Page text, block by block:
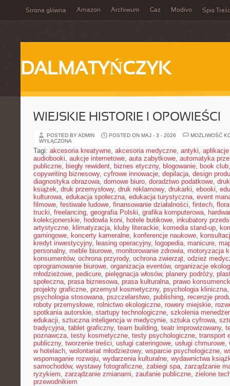
Strona główna Amazon Archiwum Gaz Modivo Spis
DALMATYŃCZYK
WIEJSKIE HISTORIE I OPOWIEŚCI
POSTED BY ADMIN POSTED ON MAJ - 3 - 2026
MOŻLIWOŚĆ
WYŁĄCZONA
Tagi: akcesoria kreatywne, akcesoria medyczne, antyki,
audiobooki, aukcje internetowe, auta zabytkowe, automatyka
publiczne, biegły rewident, biznes etyczny, blogowanie, book club
copywriting biznesowy, cyfrowe innowacje, depilacja, design
diagnostyka obrazowa, domowe biuro, doradztwo podatkowe,
książek, druk przemysłowy, druk reklamowy, drukarki, ebooki,
kulturowa, edukacja społeczna, edukacja turystyczna, event
filmowe, festiwale ludowe, finansowanie działalności, fintech, flora
trucki, freelancing, geografia Polski, grafika komputerowa,
kolekcjonerskie, hodowla koni, hotele butikowe, inkubatory
artystyczne, klimatyzacja, kluby literackie, komedia stand-up,
gamingowe, koncerty kameralne, konferencje naukowe,
kredyt inwestycyjny, leasing operacyjny, logopedia, manicure,
personalny, meble biurowe, monitorowanie zdrowia, motoryzacja
konsumentów, ochrona przyrody, ochrona zwierząt, odzież
oprogramowanie biurowe, organizacja eventów, organizacje
młodzieżowe, pedicure, pielęgnacja włosów, planery podróży,
społeczna, prasa biznesowa, prasa kulturalna, prawo
projekty graficzne, przemysł kosmetyczny, psychologia kliniczna
psychologia stosowana, pszczelarstwo, publishing, recenzje
roboty przemysłowe, rolnictwo ekologiczne, rowery miejskie,
spotkania autorskie, startupy technologiczne, szkolenia
edukacji, sztuczna inteligencja w medycynie, sztuka cyfrowa,
tradycyjna, tablet graficzny, team building, teatr improwizowany,
poznawcza, testy kosmetyczne, testy psychologiczne, transport
publiczny, tworzenie treści, usługi cateringowe, usługi chmurowe,
w hotelach, wolontariat młodzieżowy, wsparcie psychologiczne,
wspomaganie rozwoju, wydarzenia kulturalne, wydawnictwa
samochodów, wystawy fotograficzne, zabiegi spa, zarządzanie
ryzykiem, zarządzanie zmianami, zaufanie publiczne, zielone
przewodnikiem